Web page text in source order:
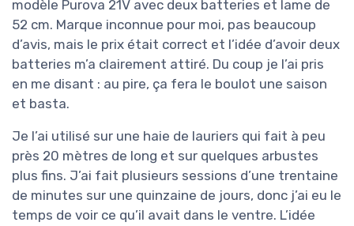
modèle Purova 21V avec deux batteries et lame de
52 cm. Marque inconnue pour moi, pas beaucoup
d’avis, mais le prix était correct et l’idée d’avoir deux
batteries m’a clairement attiré. Du coup je l’ai pris
en me disant : au pire, ça fera le boulot une saison
et basta.
Je l’ai utilisé sur une haie de lauriers qui fait à peu
près 20 mètres de long et sur quelques arbustes
plus fins. J’ai fait plusieurs sessions d’une trentaine
de minutes sur une quinzaine de jours, donc j’ai eu le
temps de voir ce qu’il avait dans le ventre. L’idée